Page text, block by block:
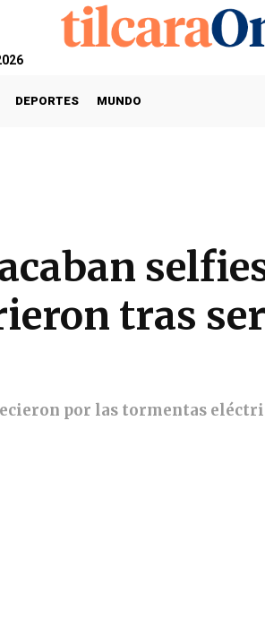
DEPORTES MUNDO
tras
por las tormentas